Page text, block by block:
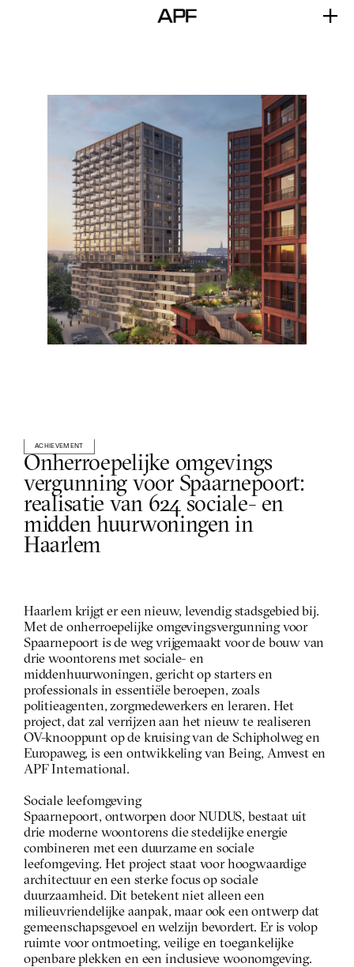
ACHIEVEMENT
Onherroepelijke omgevings
vergunning voor Spaarnepoort:
realisatie van 624 sociale- en
midden huurwoningen in
Haarlem
Haarlem krijgt er een nieuw, levendig stadsgebied bij.
Met de onherroepelijke omgevingsvergunning voor
Spaarnepoort is de weg vrijgemaakt voor de bouw van
drie woontorens met sociale- en
middenhuurwoningen, gericht op starters en
professionals in essentiële beroepen, zoals
politieagenten, zorgmedewerkers en leraren. Het
project, dat zal verrijzen aan het nieuw te realiseren
OV-knooppunt op de kruising van de Schipholweg en
Europaweg, is een ontwikkeling van Being, Amvest en
APF International.
Sociale leefomgeving
Spaarnepoort, ontworpen door NUDUS, bestaat uit
drie moderne woontorens die stedelijke energie
combineren met een duurzame en sociale
leefomgeving. Het project staat voor hoogwaardige
architectuur en een sterke focus op sociale
duurzaamheid. Dit betekent niet alleen een
milieuvriendelijke aanpak, maar ook een ontwerp dat
gemeenschapsgevoel en welzijn bevordert. Er is volop
ruimte voor ontmoeting, veilige en toegankelijke
openbare plekken en een inclusieve woonomgeving.